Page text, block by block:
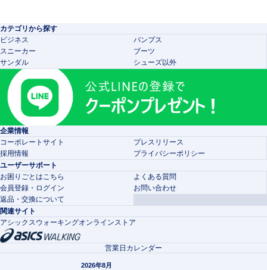
カテゴリから探す
ビジネス
パンプス
スニーカー
ブーツ
サンダル
シューズ以外
企業情報
コーポレートサイト
プレスリリース
採用情報
プライバシーポリシー
ユーザーサポート
お困りごとはこちら
よくある質問
会員登録・ログイン
お問い合わせ
返品・交換について
関連サイト
アシックスウォーキングオンラインストア
営業日カレンダー
2026年8月